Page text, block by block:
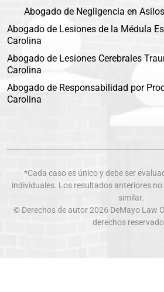
Abogado de Negligencia en
Abogado de Lesiones de la Médula
Carolina
Abogado de Lesiones Cerebrales
Carolina
Abogado de Responsabilidad por
Carolina
*Cada caso es único y debe ser
individuales. Los resultados anteriores
similar.
© Derechos de autor 2026 DeMayo Law
derechos